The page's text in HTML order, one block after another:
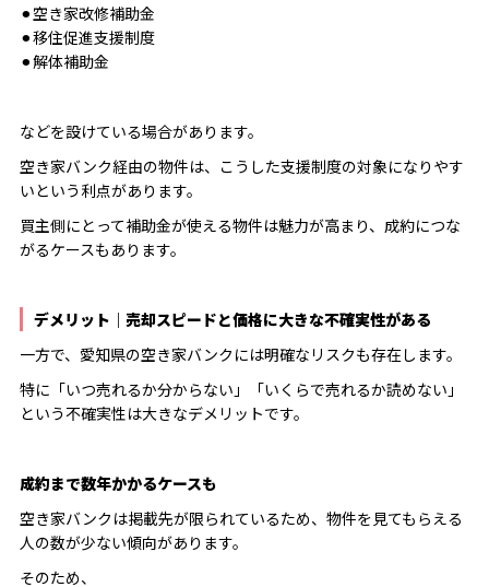
⚫︎空き家改修補助金
⚫︎移住促進支援制度
⚫︎解体補助金
などを設けている場合があります。
空き家バンク経由の物件は、こうした支援制度の対象になりやす
いという利点があります。
買主側にとって補助金が使える物件は魅力が高まり、成約につな
がるケースもあります。
デメリット｜売却スピードと価格に大きな不確実性がある
一方で、愛知県の空き家バンクには明確なリスクも存在します。
特に「いつ売れるか分からない」「いくらで売れるか読めない」
という不確実性は大きなデメリットです。
成約まで数年かかるケースも
空き家バンクは掲載先が限られているため、物件を見てもらえる
人の数が少ない傾向があります。
そのため、